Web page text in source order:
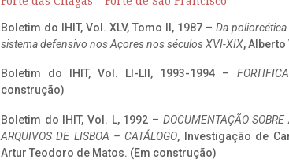
Boletim do IHIT, Vol. XLV, Tomo II, 1987 – Da
sistema defensivo nos Açores nos séculos XVI-XIX,
Boletim do IHIT, Vol. LI-LII, 1993-1994 –
construção)
Boletim do IHIT, Vol. L, 1992 – DOCUMENTAÇÃO
ARQUIVOS DE LISBOA – CATÁLOGO, Investigação de
Artur Teodoro de Matos. (Em construção)